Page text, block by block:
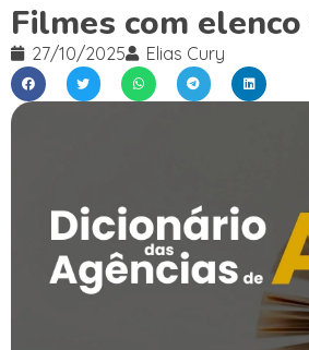
Filmes com
27/10/2025 Elias Cury